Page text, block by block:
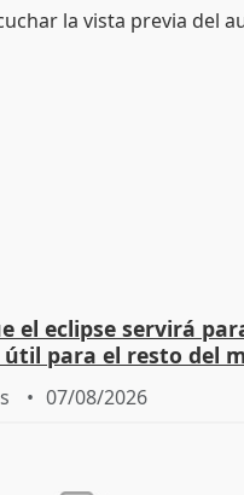
el eclipse servirá
para el resto del
07/08/2026